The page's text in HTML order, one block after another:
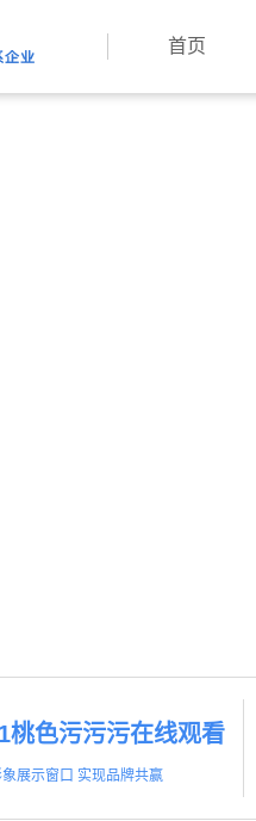
版,91桃
首页
桃色污污污在线观看
展示窗口 实现品牌共赢